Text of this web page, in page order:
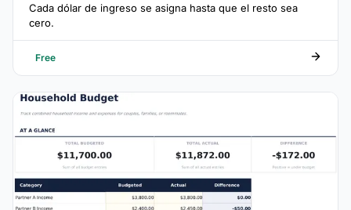
Cada dólar de ingreso se asigna hasta que el resto sea
cero.
Free